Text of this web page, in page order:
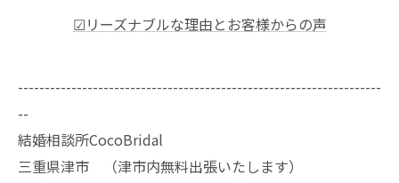
☑リーズナブルな理由とお客様からの声
--------------------------------------------------------------------
--
結婚相談所CocoBridal
三重県津市 （津市内無料出張いたします）